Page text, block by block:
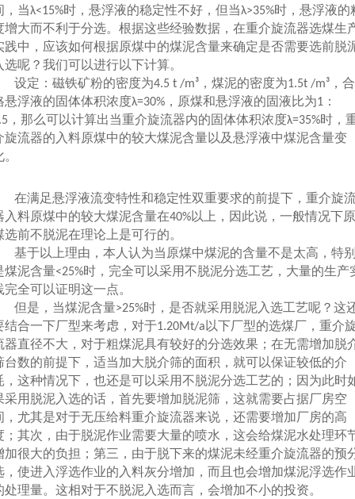
，当λ<15%时，悬浮液的稳定性不好，但当λ>35%时，悬浮液的
增大而不利于分选。根据这些经验数据，在重介旋流器选煤生
践中，应该如何根据原煤中的煤泥含量来确定是否需要选前脱
选呢？我们可以进行以下计算。
设定：磁铁矿粉的密度为4.5 t /m³，煤泥的密度为1.5t /m³，合
悬浮液的固体体积浓度λ=30%，原煤和悬浮液的固液比为1 ：
，那么可以计算出当重介旋流器内的固体体积浓度λ=35%时，
旋流器的入料原煤中的较大煤泥含量以及悬浮液中煤泥含量变
在满足悬浮液流变特性和稳定性双重要求的前提下，重介旋
入料原煤中的较大煤泥含量在40%以上，因此说，一般情况下原
选前不脱泥在理论上是可行的。
基于以上理由，本人认为当原煤中煤泥的含量不是太高，特
煤泥含量<25%时，完全可以采用不脱泥分选工艺，大量的生产
完全可以证明这一点。
但是，当煤泥含量>25%时，是否就采用脱泥入选工艺呢？这
结合一下厂型来考虑，对于1.20Mt/a 以下厂型的选煤厂，重介
器直径不大，对于粗煤泥具有较好的分选效果；在无需增加脱
台数的前提下，适当加大脱介筛的面积，就可以保证较低的介
，这种情况下，也还是可以采用不脱泥分选工艺的；因为此时
采用脱泥入选的话，首先要增加脱泥筛，这就需要占据厂房空
，尤其是对于无压给料重介旋流器来说，还需要增加厂房的高
；其次，由于脱泥作业需要大量的喷水，这会给煤泥水处理环
加很大的负担；第三，由于脱下来的煤泥未经重介旋流器的预
，使进入浮选作业的入料灰分增加，而且也会增加煤泥浮选作
处理量。这相对于不脱泥入选而言，会增加不小的投资。